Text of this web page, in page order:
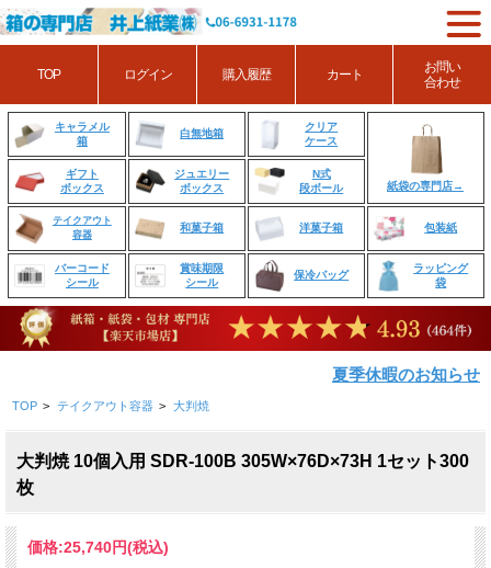
キャラメル
箱
白無地箱
クリア
ケース
紙袋の専門店→
ギフト
ボックス
ジュエリー
ボックス
N式
段ボール
テイクアウト
容器
和菓子箱 洋菓子箱 包装紙
バーコード
シール
賞味期限
シール
保冷バッグ
ラッピング
袋
夏季休暇のお知らせ
TOP > テイクアウト容器 > 大判焼
大判焼 10個入用 SDR-100B 305W×76D×73H 1セット300
枚
価格:25,740円(税込)
TOP ログイン 購入履歴 カート
お問い
合わせ